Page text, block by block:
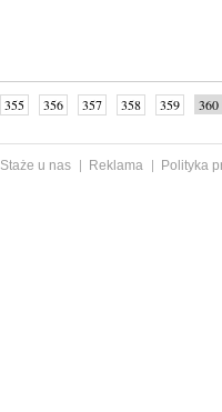
355 356 357 358 359 360
Staże u nas Reklama
Polityka